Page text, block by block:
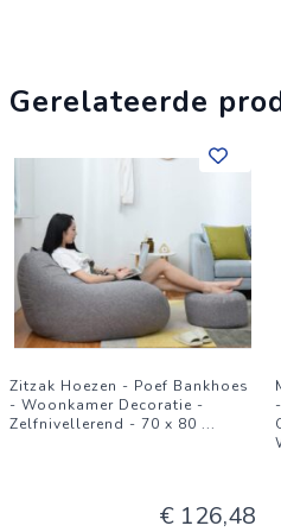
vulling)1 x voetenbankhoes
Gerelateerde
Zitzak Hoezen - Poef Bankhoes
- Woonkamer Decoratie -
Zelfnivellerend - 70 x 80 ...
€ 126,48